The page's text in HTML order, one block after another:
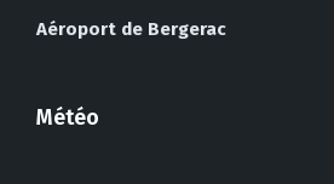
Aéroport de Bergerac
Météo